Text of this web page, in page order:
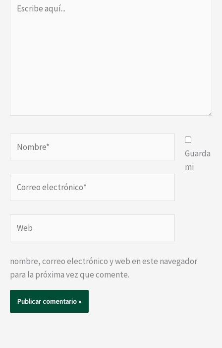
aquí...
electrónico*
Guarda
mi
nombre, correo electrónico y web en este navegador
para la próxima vez que comente.